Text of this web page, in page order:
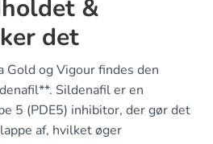
&
det
Gold og Vigour findes den
Sildenafil er en
5 (PDE5) inhibitor, der gør det
af, hvilket øger